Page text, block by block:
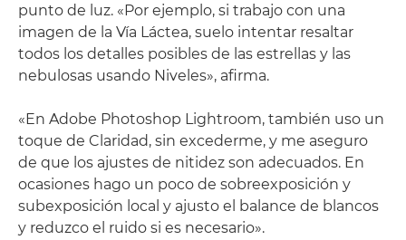
punto de luz. «Por ejemplo, si trabajo con una
imagen de la Vía Láctea, suelo intentar resaltar
todos los detalles posibles de las estrellas y las
nebulosas usando Niveles», afirma.
«En Adobe Photoshop Lightroom, también uso un
toque de Claridad, sin excederme, y me aseguro
de que los ajustes de nitidez son adecuados. En
ocasiones hago un poco de sobreexposición y
subexposición local y ajusto el balance de blancos
y reduzco el ruido si es necesario».